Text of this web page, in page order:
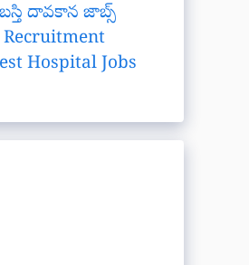
దావకాన జాబ్స్
Recruitment
Hospital Jobs